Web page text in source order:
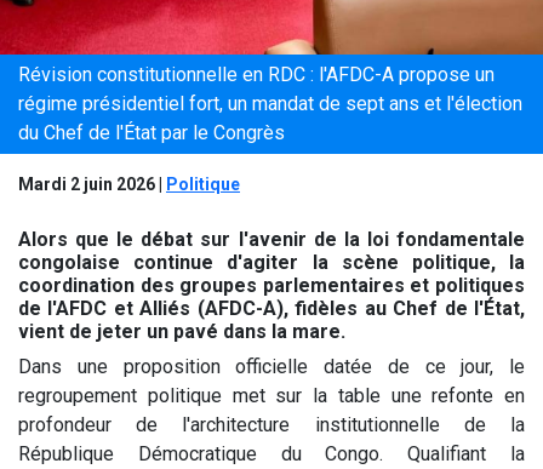
Révision constitutionnelle en RDC : l'AFDC-A propose un
régime présidentiel fort, un mandat de sept ans et l'élection
du Chef de l'État par le Congrès
Mardi 2 juin 2026 Politique
Alors que le débat sur l'avenir de la loi fondamentale
congolaise continue d'agiter la scène politique, la
coordination des groupes parlementaires et politiques
de l'AFDC et Alliés (AFDC-A), fidèles au Chef de l'État,
vient de jeter un pavé dans la mare.
Dans une proposition officielle datée de ce jour, le
regroupement politique met sur la table une refonte en
profondeur de l'architecture institutionnelle de la
République Démocratique du Congo. Qualifiant la